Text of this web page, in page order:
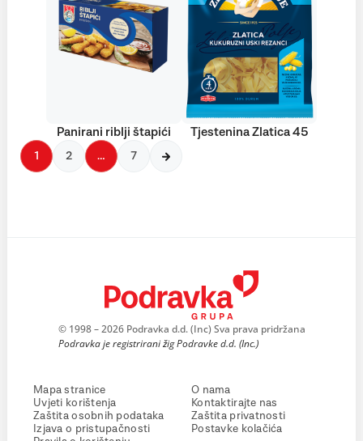
Panirani riblji štapići Tjestenina Zlatica 45
1 2 … 7
© 1998 – 2026 Podravka d.d. (Inc) Sva prava pridržana
Podravka je registrirani žig Podravke d.d. (Inc.)
Mapa stranice
Uvjeti korištenja
Zaštita osobnih podataka
Izjava o pristupačnosti
O nama
Kontaktirajte nas
Zaštita privatnosti
Postavke kolačića